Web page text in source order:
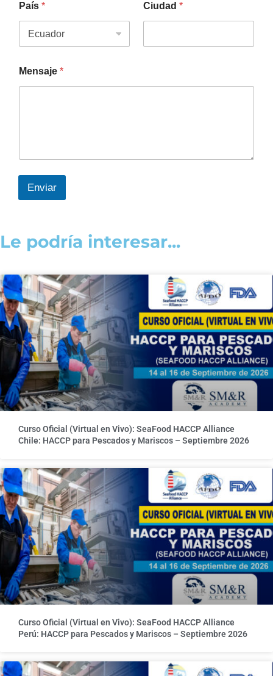
País * Ciudad *
Mensaje *
Enviar
Le podría interesar...
Curso Oficial (Virtual en Vivo): SeaFood HACCP Alliance
Chile: HACCP para Pescados y Mariscos – Septiembre 2026
Curso Oficial (Virtual en Vivo): SeaFood HACCP Alliance
Perú: HACCP para Pescados y Mariscos – Septiembre 2026